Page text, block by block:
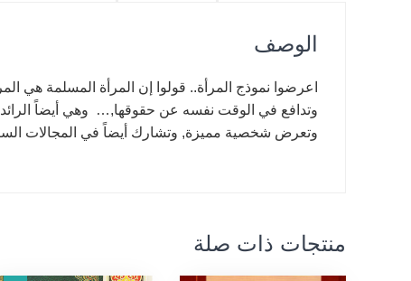
الوصف
اعرضوا نموذج المرأة.. قولوا إن المرأة المسلمة هي
وتدافع في الوقت نفسه عن حقوقها,… وهي أيضاً الرائدة
وتعرض شخصية مميزة, وتشارك أيضاً في المجالات
منتجات ذات صلة